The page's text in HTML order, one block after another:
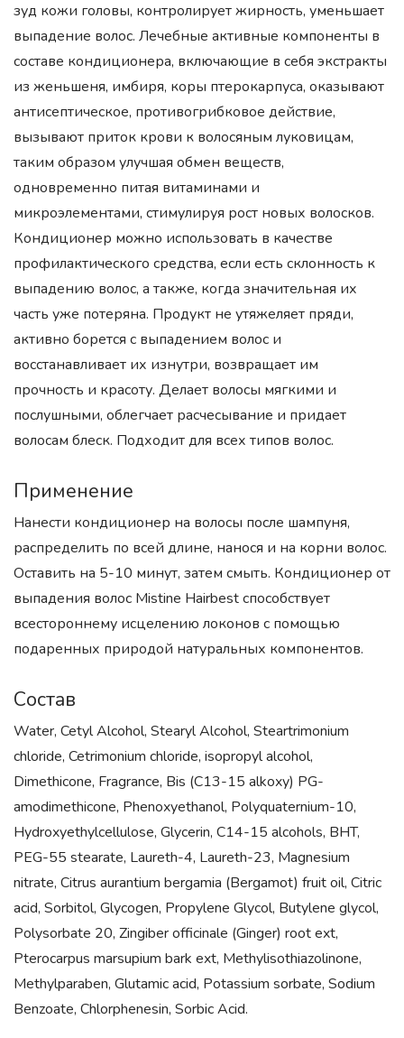
зуд кожи головы, контролирует жирность, уменьшает
выпадение волос. Лечебные активные компоненты в
составе кондиционера, включающие в себя экстракты
из женьшеня, имбиря, коры птерокарпуса, оказывают
антисептическое, противогрибковое действие,
вызывают приток крови к волосяным луковицам,
таким образом улучшая обмен веществ,
одновременно питая витаминами и
микроэлементами, стимулируя рост новых волосков.
Кондиционер можно использовать в качестве
профилактического средства, если есть склонность к
выпадению волос, а также, когда значительная их
часть уже потеряна. Продукт не утяжеляет пряди,
активно борется с выпадением волос и
восстанавливает их изнутри, возвращает им
прочность и красоту. Делает волосы мягкими и
послушными, облегчает расчесывание и придает
волосам блеск. Подходит для всех типов волос.
Применение
Нанести кондиционер на волосы после шампуня,
распределить по всей длине, нанося и на корни волос.
Оставить на 5-10 минут, затем смыть. Кондиционер от
выпадения волос Mistine Hairbest способствует
всестороннему исцелению локонов с помощью
подаренных природой натуральных компонентов.
Состав
Water, Cetyl Alcohol, Stearyl Alcohol, Steartrimonium
chloride, Cetrimonium chloride, isopropyl alcohol,
Dimethicone, Fragrance, Bis (C13-15 alkoxy) PG-
amodimethicone, Phenoxyethanol, Polyquaternium-10,
Hydroxyethylcellulose, Glycerin, C14-15 alcohols, BHT,
PEG-55 stearate, Laureth-4, Laureth-23, Magnesium
nitrate, Citrus aurantium bergamia (Bergamot) fruit oil, Citric
acid, Sorbitol, Glycogen, Propylene Glycol, Butylene glycol,
Polysorbate 20, Zingiber officinale (Ginger) root ext,
Pterocarpus marsupium bark ext, Methylisothiazolinone,
Methylparaben, Glutamic acid, Potassium sorbate, Sodium
Benzoate, Chlorphenesin, Sorbic Acid.